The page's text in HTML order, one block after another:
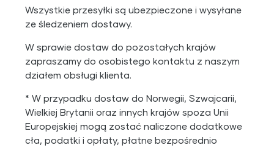
Wszystkie przesyłki są ubezpieczone i wysyłane
ze śledzeniem dostawy.
W sprawie dostaw do pozostałych krajów
zapraszamy do osobistego kontaktu z naszym
działem obsługi klienta.
* W przypadku dostaw do Norwegii, Szwajcarii,
Wielkiej Brytanii oraz innych krajów spoza Unii
Europejskiej mogą zostać naliczone dodatkowe
cła, podatki i opłaty, płatne bezpośrednio